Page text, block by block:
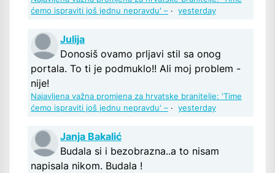
ćemo ispraviti još jednu nepravdu' – · yesterday
Julija
Donosiš ovamo prljavi stil sa onog
portala. To ti je podmuklo!! Ali moj problem -
nije!
Najavljena važna promjena za hrvatske branitelje: 'Time
ćemo ispraviti još jednu nepravdu' – · yesterday
Janja Bakalić
Budala si i bezobrazna..a to nisam
napisala nikom. Budala !